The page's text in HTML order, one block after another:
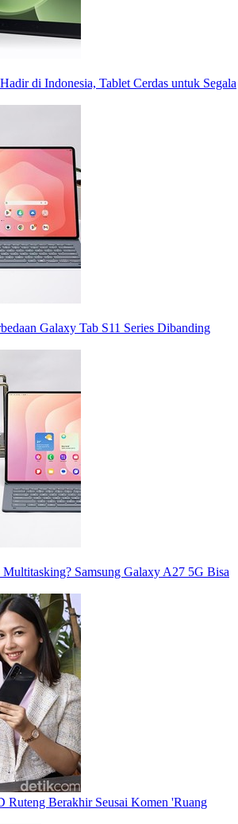
di Indonesia, Tablet Cerdas untuk Segala
Galaxy Tab S11 Series Dibanding
Samsung Galaxy A27 5G Bisa
Ruteng Berakhir Seusai Komen 'Ruang